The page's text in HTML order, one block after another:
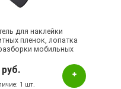
для наклейки
пленок, лопатка
мобильных
1 шт.